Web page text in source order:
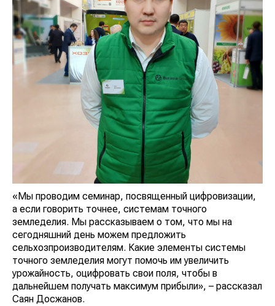
«Мы проводим семинар, посвященный цифровизации,
а если говорить точнее, системам точного
земледелия. Мы рассказываем о том, что мы на
сегодняшний день можем предложить
сельхозпроизводителям. Какие элементы системы
точного земледелия могут помочь им увеличить
урожайность, оцифровать свои поля, чтобы в
дальнейшем получать максимум прибыли», – рассказал
Саян Досжанов.